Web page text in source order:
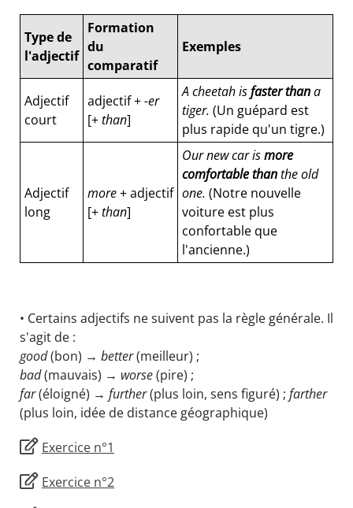
Type de
l'adjectif
Formation
du
comparatif
Exemples
Adjectif
court
adjectif +-er
[+than]
A cheetah isfaster thana
tiger. (Un guépard est
plus rapide qu'un tigre.)
Adjectif
long
more+ adjectif
[+than]
Our new car ismore
comfortable thanthe old
one. (Notre nouvelle
voiture est plus
confortable que
l'ancienne.)
• Certains adjectifs ne suivent pas la règle générale. Il
s'agit de :
good(bon) → better(meilleur) ;
bad(mauvais) → worse(pire) ;
far(éloigné) → further(plus loin, sens figuré) ; farther
(plus loin, idée de distance géographique)
Exercice n°1
Exercice n°2